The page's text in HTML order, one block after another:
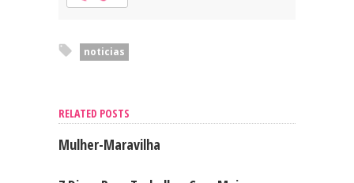
noticias
RELATED POSTS
Mulher-Maravilha